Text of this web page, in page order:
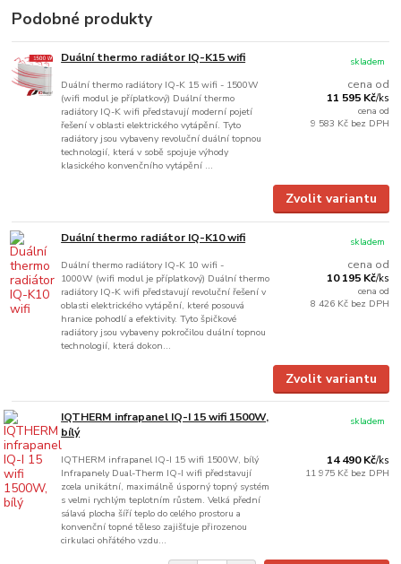
Podobné produkty
Duální thermo radiátor IQ-K15 wifi
Duální thermo radiátory IQ-K 15 wifi - 1500W
(wifi modul je příplatkový) Duální thermo
radiátory IQ-K wifi představují moderní pojetí
řešení v oblasti elektrického vytápění. Tyto
radiátory jsou vybaveny revoluční duální topnou
technologií, která v sobě spojuje výhody
klasického konvenčního vytápění ...
cena od
11 595 Kč/ks
cena od
9 583 Kč bez DPH
skladem
Zvolit variantu
Duální thermo radiátor IQ-K10 wifi
Duální thermo radiátory IQ-K 10 wifi -
1000W (wifi modul je příplatkový) Duální thermo
radiátory IQ-K wifi představují revoluční řešení v
oblasti elektrického vytápění, které posouvá
hranice pohodlí a efektivity. Tyto špičkové
radiátory jsou vybaveny pokročilou duální topnou
technologií, která dokon...
cena od
10 195 Kč/ks
cena od
8 426 Kč bez DPH
skladem
Zvolit variantu
IQTHERM infrapanel IQ-I 15 wifi 1500W,
bílý
IQTHERM infrapanel IQ-I 15 wifi 1500W, bílý
Infrapanely Dual-Therm IQ-I wifi představují
zcela unikátní, maximálně úsporný topný systém
s velmi rychlým teplotním růstem. Velká přední
sálavá plocha šíří teplo do celého prostoru a
konvenční topné těleso zajišťuje přirozenou
cirkulaci ohřátého vzdu...
14 490 Kč/ks
11 975 Kč bez DPH
skladem